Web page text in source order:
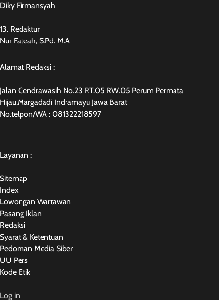
Diky Firmansyah
13. Redaktur
Nur Fateah, S.Pd. M.A
Alamat Redaksi :
Jalan Cendrawasih No.23 RT.05 RW.05 Perum Permata
Hijau,Margadadi Indramayu Jawa Barat
No.telpon/WA : 081322218597
Layanan :
Sitemap
Index
Lowongan Wartawan
Pasang Iklan
Redaksi
Syarat & Ketentuan
Pedoman Media Siber
UU Pers
Kode Etik
Log in